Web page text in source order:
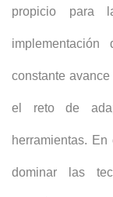
propicio para
implementación
constante
el reto de
herramientas.
dominar las